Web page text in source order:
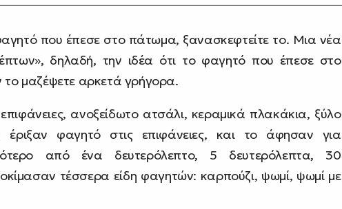
που έπεσε στο πάτωμα, ξανασκεφτείτε το. Μια νέα
δηλαδή, την ιδέα ότι το φαγητό που έπεσε στο
μαζέψετε αρκετά γρήγορα.
ανοξείδωτο ατσάλι, κεραμικά πλακάκια, ξύλο
έριξαν φαγητό στις επιφάνειες, και το άφησαν για
από ένα δευτερόλεπτο, 5 δευτερόλεπτα, 30
τέσσερα είδη φαγητών: καρπούζι, ψωμί, ψωμί με